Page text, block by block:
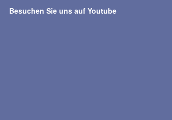
Besuchen Sie uns auf Youtube